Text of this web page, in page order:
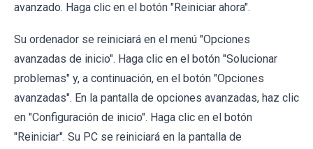
avanzado. Haga clic en el botón "Reiniciar ahora".
Su ordenador se reiniciará en el menú "Opciones
avanzadas de inicio". Haga clic en el botón "Solucionar
problemas" y, a continuación, en el botón "Opciones
avanzadas". En la pantalla de opciones avanzadas, haz clic
en "Configuración de inicio". Haga clic en el botón
"Reiniciar". Su PC se reiniciará en la pantalla de